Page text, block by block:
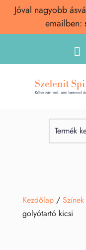
Jóval nagyobb
emailben:
Kezdőlap/ Színek
golyótartó kicsi